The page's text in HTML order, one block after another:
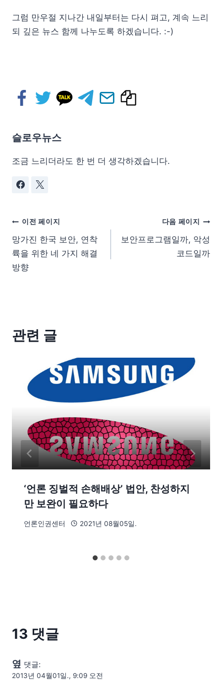
그럼 만우절 지나간 내일부터는 다시 펴고, 계속 느리
되 깊은 뉴스 함께 나누도록 하겠습니다. :-)
슬로우뉴스
조금 느리더라도 한 번 더 생각하겠습니다.
이전 페이지
망가진 한국 보안, 연착
륙을 위한 네 가지 해결
방향
다음 페이지
보안프로그램일까, 악성
코드일까
관련 글
‘언론 징벌적 손해배상’ 법안, 찬성하지
만 보완이 필요하다
언론인권센터 2021년 08월05일.
13 댓글
옆 댓글:
2013년 04월01일., 9:09 오전